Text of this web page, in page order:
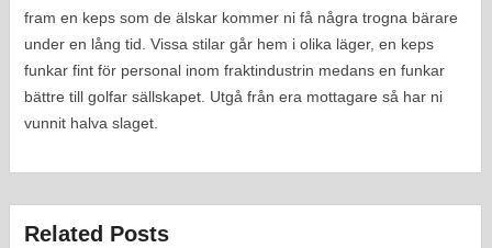
fram en keps som de älskar kommer ni få några trogna bärare
under en lång tid. Vissa stilar går hem i olika läger, en keps
funkar fint för personal inom fraktindustrin medans en funkar
bättre till golfar sällskapet. Utgå från era mottagare så har ni
vunnit halva slaget.
Related Posts